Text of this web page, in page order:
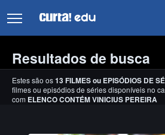
Resultados de busca
Estes são os13FILMESou EPISÓDIOS DE
filmes ou episódios de séries disponíveis no
com ELENCO CONTÉM VINICIUS PEREIRA